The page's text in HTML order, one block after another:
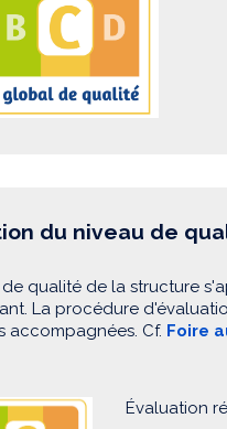
du niveau de
qualité de la structure
La procédure
accompagnées. Cf. Foire
Évaluation